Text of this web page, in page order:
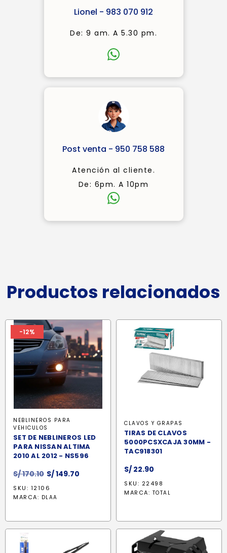
Lionel - 983 070 912
De: 9 am. A 5.30 pm.
Post venta - 950 758 588
Atención al cliente.
De: 6pm. A 10pm
Productos relacionados
-12%
NEBLINEROS PARA
VEHICULOS
SET DE NEBLINEROS LED
PARA NISSAN ALTIMA
2010 AL 2012 - NS596
S/170.10 El
precio
original
S/149.70
SKU: 12106
MARCA: DLAA
CLAVOS Y GRAPAS
TIRAS DE CLAVOS
5000PCSXCAJA 30MM -
TAC918301
S/ 22.90
SKU: 22498
MARCA: TOTAL